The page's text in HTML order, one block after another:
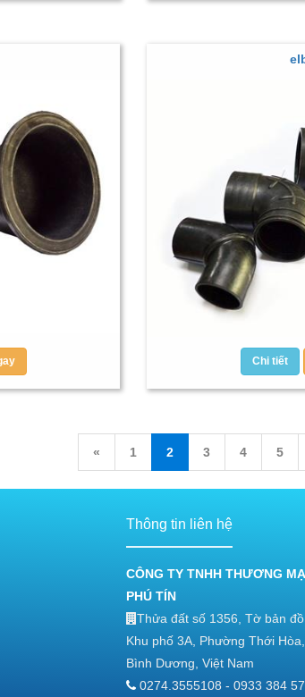
Chi tiết
« 1 2 3 4 5
Thông tin liên hệ
CÔNG TY TNHH THƯƠNG
PHÚ TÍN
Thửa đất số 1356, Tờ bản
Khu phố 3A, Phường Thới
Bình Dương, Việt Nam
0274.3555108 - 0933 384